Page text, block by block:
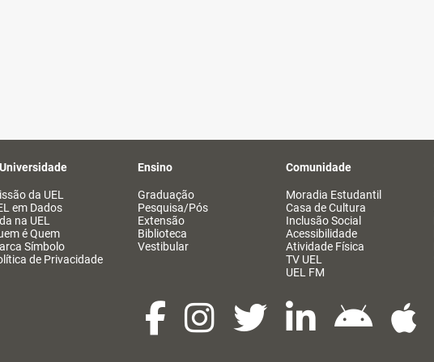
da UEL
em Dados
na UEL
é Quem
Símbolo
de Privacidade
Ensino
Graduação
Pesquisa/Pós
Extensão
Biblioteca
Vestibular
Comunidade
Moradia Estudantil
Casa de Cultura
Inclusão Social
Acessibilidade
Atividade Física
TV UEL
UEL FM